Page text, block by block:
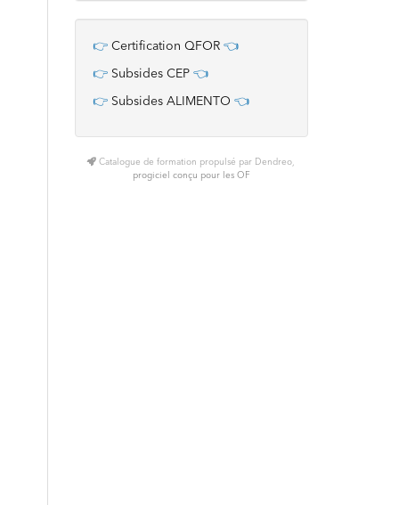
👉 Certification QFOR 👈
👉 Subsides CEP👈
👉 Subsides ALIMENTO 👈
Catalogue de formation propulsé par Dendreo,
progiciel conçu pour les OF